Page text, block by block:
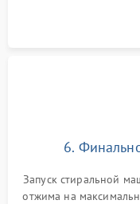
герметиком для
6.
Запуск стиральной
отжима на